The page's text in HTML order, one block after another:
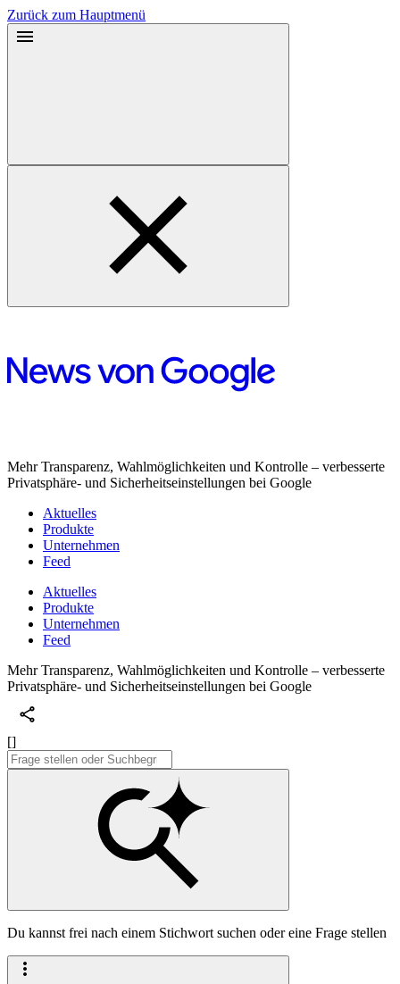
Zurück zum Hauptmenü
Mehr Transparenz, Wahlmöglichkeiten und Kontrolle – verbesserte
Privatsphäre- und Sicherheitseinstellungen bei Google
Aktuelles
Produkte
Unternehmen
Feed
Aktuelles
Produkte
Unternehmen
Feed
Mehr Transparenz, Wahlmöglichkeiten und Kontrolle – verbesserte
Privatsphäre- und Sicherheitseinstellungen bei Google
[]
Du kannst frei nach einem Stichwort suchen oder eine Frage stellen